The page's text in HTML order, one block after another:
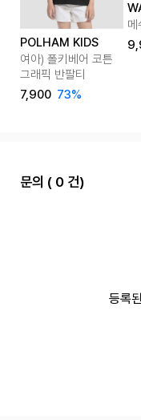
POLHAM KIDS
여아) 폴키베어 코튼
그래픽 반팔티
7,900 73%
메
문의 ( 0 건)
등록